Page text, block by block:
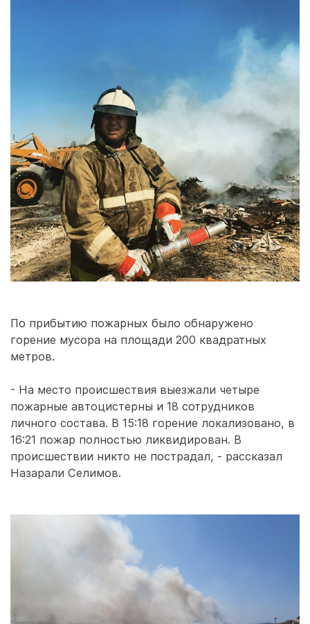
По прибытию пожарных было обнаружено
горение мусора на площади 200 квадратных
метров.
- На место происшествия выезжали четыре
пожарные автоцистерны и 18 сотрудников
личного состава. В 15:18 горение локализовано, в
16:21 пожар полностью ликвидирован. В
происшествии никто не пострадал, - рассказал
Назарали Селимов.